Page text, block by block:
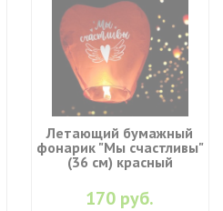
Летающий бумажный
фонарик "Мы счастливы"
(36 см) красный
170 руб.